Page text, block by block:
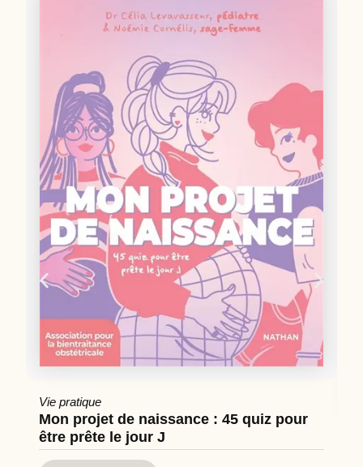
Vie pratique
Mon projet de naissance : 45 quiz pour
être prête le jour J